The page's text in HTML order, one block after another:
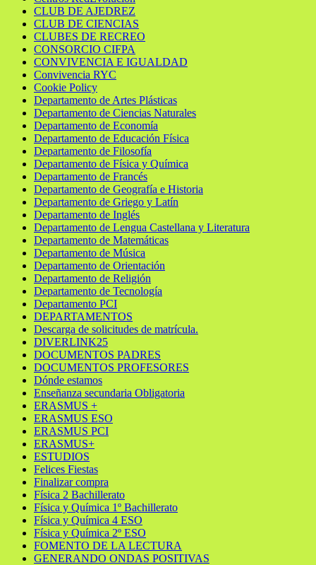
CLUB DE AJEDREZ
CLUB DE CIENCIAS
CLUBES DE RECREO
CONSORCIO CIFPA
CONVIVENCIA E IGUALDAD
Convivencia RYC
Cookie Policy
Departamento de Artes Plásticas
Departamento de Ciencias Naturales
Departamento de Economía
Departamento de Educación Física
Departamento de Filosofía
Departamento de Física y Química
Departamento de Francés
Departamento de Geografía e Historia
Departamento de Griego y Latín
Departamento de Inglés
Departamento de Lengua Castellana y Literatura
Departamento de Matemáticas
Departamento de Música
Departamento de Orientación
Departamento de Religión
Departamento de Tecnología
Departamento PCI
DEPARTAMENTOS
Descarga de solicitudes de matrícula.
DIVERLINK25
DOCUMENTOS PADRES
DOCUMENTOS PROFESORES
Dónde estamos
Enseñanza secundaria Obligatoria
ERASMUS +
ERASMUS ESO
ERASMUS PCI
ERASMUS+
ESTUDIOS
Felices Fiestas
Finalizar compra
Física 2 Bachillerato
Física y Química 1º Bachillerato
Física y Química 4 ESO
Física y Química 2º ESO
FOMENTO DE LA LECTURA
GENERANDO ONDAS POSITIVAS